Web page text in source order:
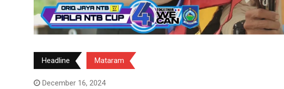
Headline Mataram
December 16, 2024